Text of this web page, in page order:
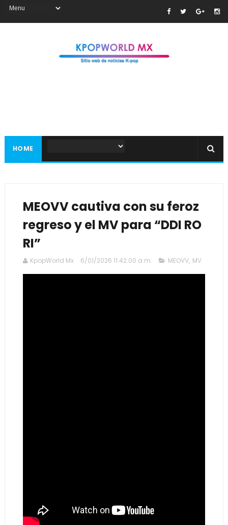
HOME
MEOVV cautiva con su feroz
regreso y el MV para “DDI RO
RI”
KpopWorld Mx 6/01/2026 11:42:00 a.m. MEOVV, MV